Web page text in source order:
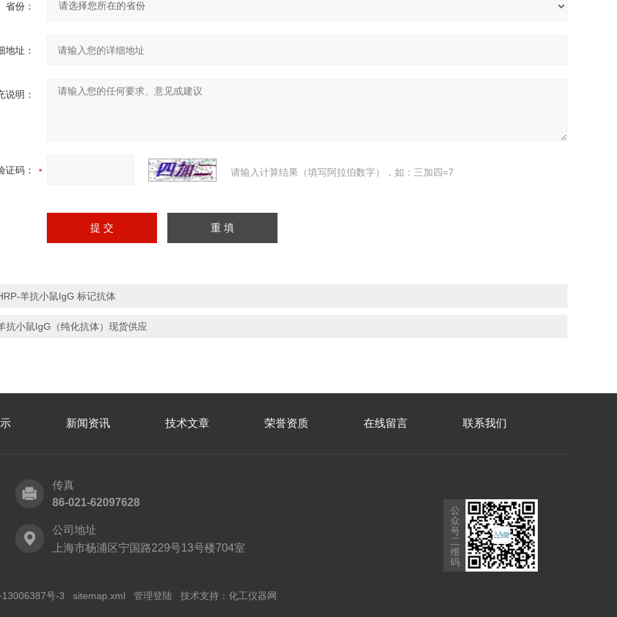
省份：
地址：
说明：
证码： 请输入计算结果（填写阿拉伯数字），如：三加四=7
羊抗小鼠IgG 标记抗体
抗小鼠IgG（纯化抗体）现货供应
新闻资讯 技术文章 荣誉资质 在线留言 联系我们
传真
86-021-62097628
公司地址
上海市杨浦区宁国路229号13号楼704室
13006387号-3 sitemap.xml 管理登陆 技术支持： 化工仪器网
公
众
号
二
维
码